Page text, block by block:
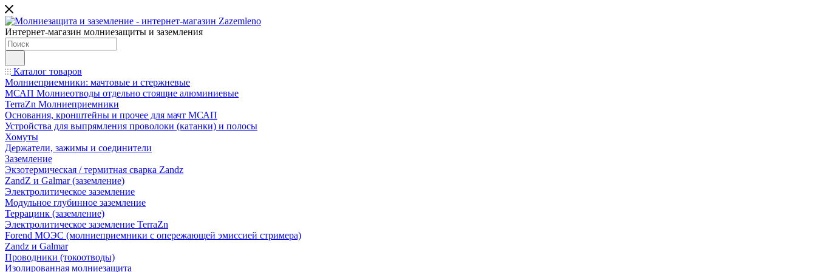
Интернет-магазин молниезащиты и заземления
Каталог товаров
Молниеприемники: мачтовые и стержневые
МСАП Молниеотводы отдельно стоящие алюминиевые
TerraZn Молниеприемники
Основания, кронштейны и прочее для мачт МСАП
Устройства для выпрямления проволоки (катанки) и полосы
Хомуты
Держатели, зажимы и соединители
Заземление
Экзотермическая / термитная сварка Zandz
ZandZ и Galmar (заземление)
Электролитическое заземление
Модульное глубинное заземление
Террацинк (заземление)
Электролитическое заземление TerraZn
Forend МОЭС (молниеприемники с опережающей эмиссией стримера)
Zandz и Galmar
Проводники (токоотводы)
Изолированная молниезащита